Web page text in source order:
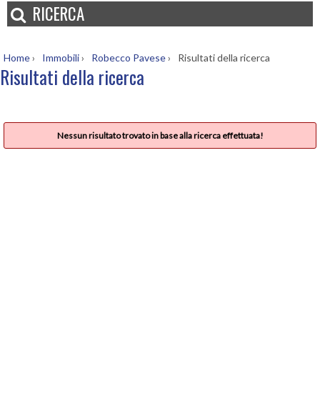
RICERCA
Home› Immobili› Robecco Pavese› Risultati della ricerca
Risultati della ricerca
Nessun risultato trovato in base alla ricerca effettuata!